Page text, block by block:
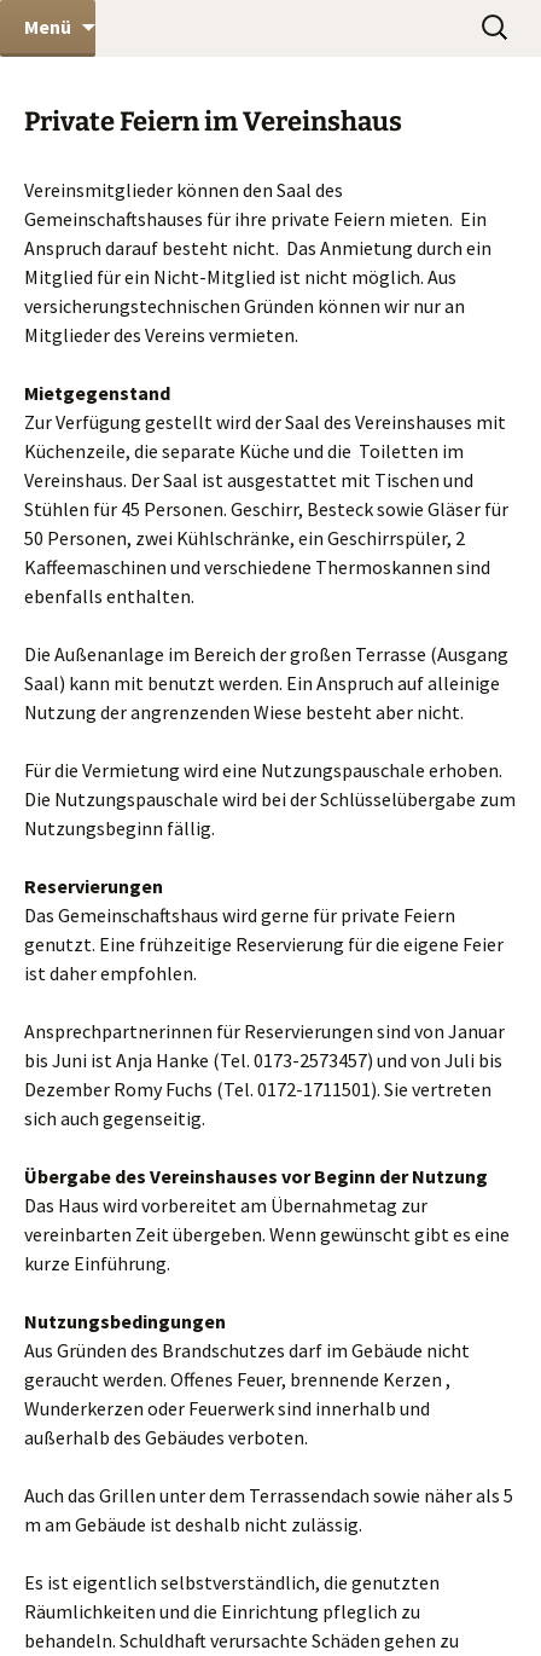
KGV Dönche e.V.
Kleingartenverein Dönche e.V. in Kassel
Menü
Suchen
nach:
Private Feiern im Vereinshaus
Vereinsmitglieder können den Saal des
Gemeinschaftshauses für ihre private Feiern mieten. Ein
Anspruch darauf besteht nicht. Das Anmietung durch ein
Mitglied für ein Nicht-Mitglied ist nicht möglich. Aus
versicherungstechnischen Gründen können wir nur an
Mitglieder des Vereins vermieten.
Mietgegenstand
Zur Verfügung gestellt wird der Saal des Vereinshauses mit
Küchenzeile, die separate Küche und die Toiletten im
Vereinshaus. Der Saal ist ausgestattet mit Tischen und
Stühlen für 45 Personen. Geschirr, Besteck sowie Gläser für
50 Personen, zwei Kühlschränke, ein Geschirrspüler, 2
Kaffeemaschinen und verschiedene Thermoskannen sind
ebenfalls enthalten.
Die Außenanlage im Bereich der großen Terrasse (Ausgang
Saal) kann mit benutzt werden. Ein Anspruch auf alleinige
Nutzung der angrenzenden Wiese besteht aber nicht.
Für die Vermietung wird eine Nutzungspauschale erhoben.
Die Nutzungspauschale wird bei der Schlüsselübergabe zum
Nutzungsbeginn fällig.
Reservierungen
Das Gemeinschaftshaus wird gerne für private Feiern
genutzt. Eine frühzeitige Reservierung für die eigene Feier
ist daher empfohlen.
Ansprechpartnerinnen für Reservierungen sind von Januar
bis Juni ist Anja Hanke (Tel. 0173-2573457) und von Juli bis
Dezember Romy Fuchs (Tel. 0172-1711501). Sie vertreten
sich auch gegenseitig.
Übergabe des Vereinshauses vor Beginn der Nutzung
Das Haus wird vorbereitet am Übernahmetag zur
vereinbarten Zeit übergeben. Wenn gewünscht gibt es eine
kurze Einführung.
Nutzungsbedingungen
Aus Gründen des Brandschutzes darf im Gebäude nicht
geraucht werden. Offenes Feuer, brennende Kerzen ,
Wunderkerzen oder Feuerwerk sind innerhalb und
außerhalb des Gebäudes verboten.
Auch das Grillen unter dem Terrassendach sowie näher als 5
m am Gebäude ist deshalb nicht zulässig.
Es ist eigentlich selbstverständlich, die genutzten
Räumlichkeiten und die Einrichtung pfleglich zu
behandeln. Schuldhaft verursachte Schäden gehen zu